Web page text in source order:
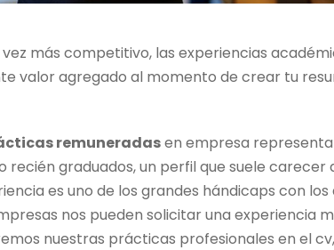
más competitivo, las experiencias
valor agregado al momento de crear tu
remuneradasen empresa
recién graduados, un perfil que suele
es uno de los grandes hándicaps con
nos pueden solicitar una experiencia
nuestras prácticas profesionales en el